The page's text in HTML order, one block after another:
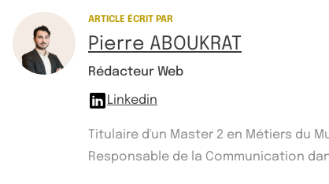
ARTICLE ÉCRIT PAR
Pierre ABOUKRAT
Rédacteur Web
Linkedin
Titulaire d'un Master 2 en Métiers du
Responsable de la Communication